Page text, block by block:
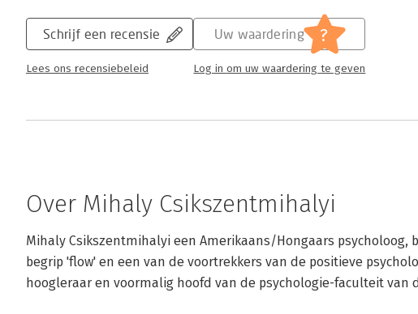
Schrijf een recensie
Lees ons recensiebeleid
Uw waardering ?
Log in om uw waardering te geven
Over Mihaly Csikszentmihalyi
Mihaly Csikszentmihalyi een Amerikaans/Hongaars psycholoog,
begrip 'flow' en een van de voortrekkers van de positieve
hoogleraar en voormalig hoofd van de psychologie-faculteit van